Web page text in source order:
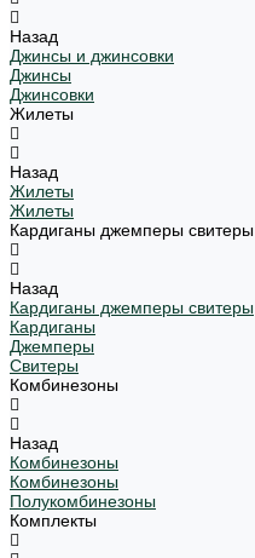
Назад
Джинсы и джинсовки
Джинсы
Джинсовки
Жилеты
Назад
Жилеты
Жилеты
Кардиганы джемперы свитеры
Назад
Кардиганы джемперы свитеры
Кардиганы
Джемперы
Свитеры
Комбинезоны
Назад
Комбинезоны
Комбинезоны
Полукомбинезоны
Комплекты